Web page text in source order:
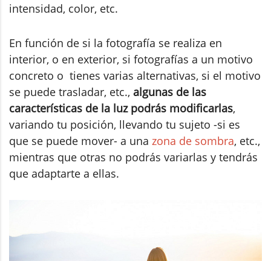
intensidad, color, etc.
En función de si la fotografía se realiza en
interior, o en exterior, si fotografías a un motivo
concreto o tienes varias alternativas, si el motivo
se puede trasladar, etc., algunas de las
características de la luz podrás modificarlas,
variando tu posición, llevando tu sujeto -si es
que se puede mover- a una zona de sombra, etc.,
mientras que otras no podrás variarlas y tendrás
que adaptarte a ellas.